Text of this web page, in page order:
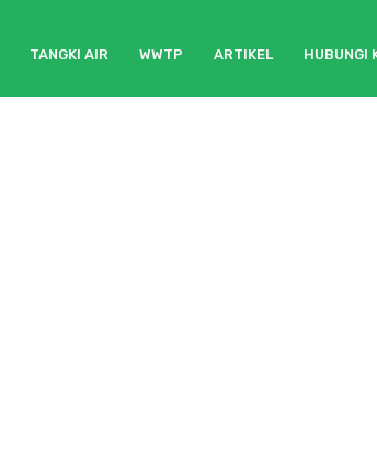
TANGKI AIR WWTP ARTIKEL HUBUNGI